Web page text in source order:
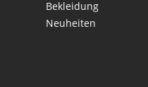
Bekleidung
Neuheiten